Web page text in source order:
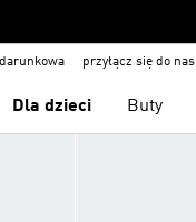
przyłącz się do nas
Dla dzieci Buty